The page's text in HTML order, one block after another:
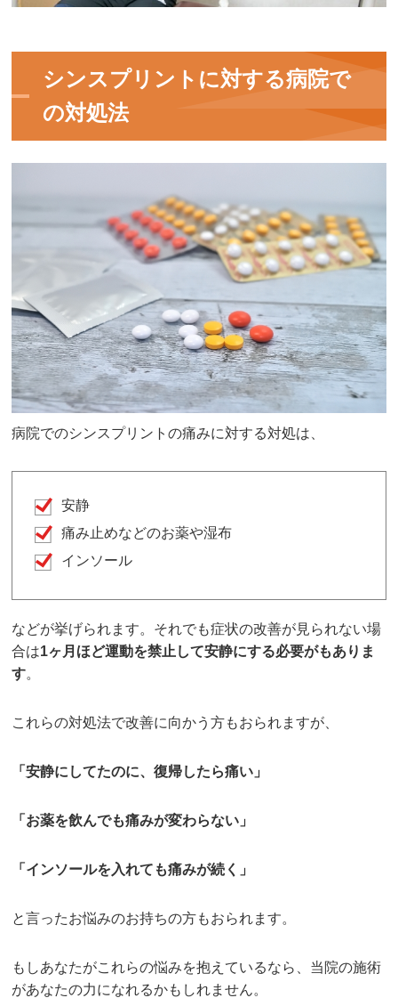
シンスプリントに対する病院で
の対処法
病院でのシンスプリントの痛みに対する対処は、
安静
痛み止めなどのお薬や湿布
インソール
などが挙げられます。それでも症状の改善が見られない場
合は1ヶ月ほど運動を禁止して安静にする必要がもありま
す。
これらの対処法で改善に向かう方もおられますが、
「安静にしてたのに、復帰したら痛い」
「お薬を飲んでも痛みが変わらない」
「インソールを入れても痛みが続く」
と言ったお悩みのお持ちの方もおられます。
もしあなたがこれらの悩みを抱えているなら、当院の施術
があなたの力になれるかもしれません。